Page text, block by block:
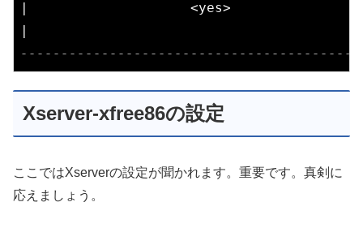
|                    <yes>
Xserver-xfree86の設定
ここではXserverの設定が聞かれます。重要です。真剣に
応えましょう。